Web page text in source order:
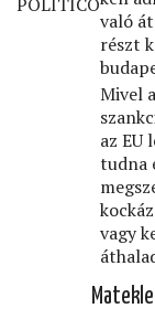
való
részt
Mivel
az EU
tudna
vagy